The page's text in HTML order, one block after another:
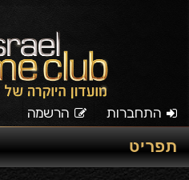
התחברות הרשמה
תפריט